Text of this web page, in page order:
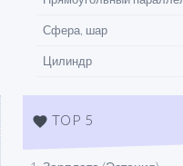
Сфера, шар
Цилиндр
favorite TOP 5